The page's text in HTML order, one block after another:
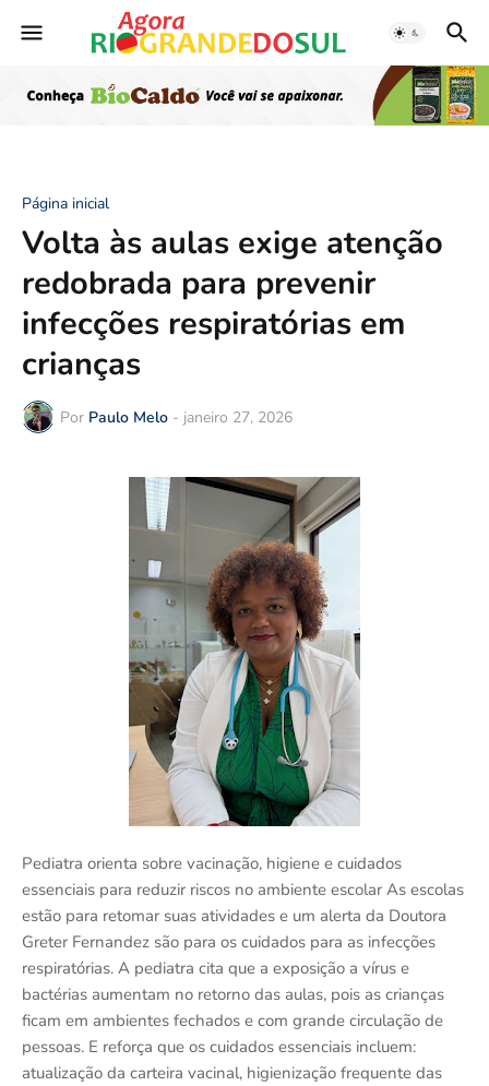
Página inicial
Volta às aulas exige atenção
redobrada para prevenir
infecções respiratórias em
crianças
Por Paulo Melo - janeiro 27, 2026
Pediatra orienta sobre vacinação, higiene e cuidados
essenciais para reduzir riscos no ambiente escolar As escolas
estão para retomar suas atividades e um alerta da Doutora
Greter Fernandez são para os cuidados para as infecções
respiratórias. A pediatra cita que a exposição a vírus e
bactérias aumentam no retorno das aulas, pois as crianças
ficam em ambientes fechados e com grande circulação de
pessoas. E reforça que os cuidados essenciais incluem:
atualização da carteira vacinal, higienização frequente das